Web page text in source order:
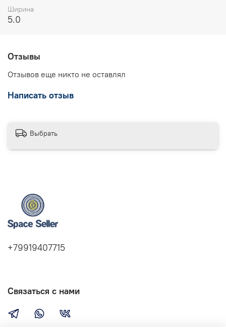
Ширина
5.0
Отзывы
Отзывов еще никто не оставлял
Написать отзыв
Выбрать
+79919407715
Связаться с нами